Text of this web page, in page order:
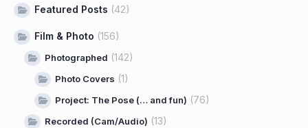
Featured Posts (42)
Film & Photo (156)
Photographed (142)
Photo Covers (1)
Project: The Pose (… and fun) (76)
Recorded (Cam/Audio) (13)